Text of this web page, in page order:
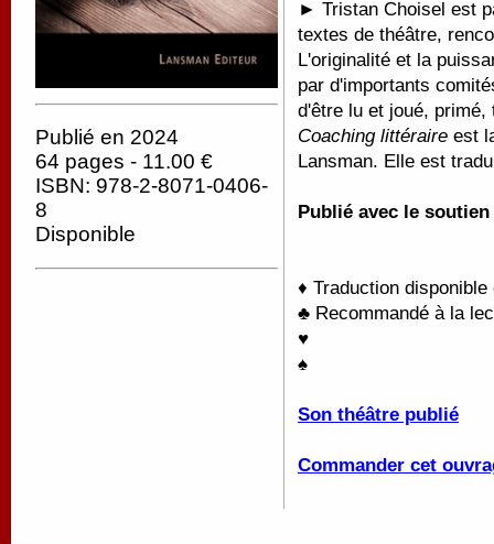
Publié en 2024
64 pages - 11.00 €
ISBN: 978-2-8071-0406-
8
Disponible
► Tristan Choisel est
textes de théâtre,
L'originalité et la
par d'importants
d'être lu et joué, primé,
Coaching littéraire est
Lansman. Elle est
Publié avec le soutien
♦ Traduction
♣ Recommandé à la
♥
♠
Son théâtre publié
Commander cet